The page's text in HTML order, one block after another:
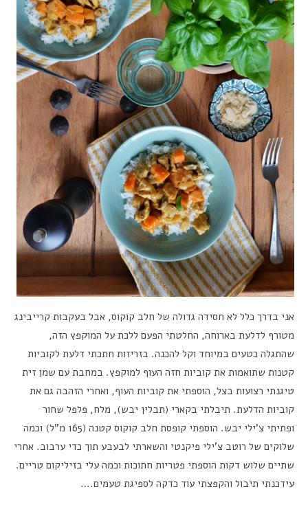
אני בדרך כלל לא חסידה גדולה של חלב קוקוס, אבל בעקבות קרייבינג
מטורף לדלעת בארוחה, החלטתי הפעם ללכת על המוקפץ הזה,
שהתגלה כטעים במיוחד וקל להכנה. בזריזות חתכתי דלעת לקוביות
קטנות שתואמות את קוביות חזה העוף למוקפץ. במחבת עם שמן זית
טיגנתי רצועות בצל, הוספתי את קוביות העוף, ואחרי הזהבה גם את
קוביות הדלעת. תיבלתי בקארי (תבלין יבש), מלח, פלפל שחור
ופתיתי צ’ילי יבש. הוספתי קופסת חלב קוקוס קטנה (165 מ”ל) וכמה
שלוקים של רוטב צ’ילי פיקנטי והשארתי לבעבע תוך כדי ערבוב. אחרי
שתיים שלוש דקות הוספתי פטריות חתוכות וכמה עלי בזיליקום טריים.
עידכנתי תיבול והקפצתי עוד כדקה לספיגת טעמים.…